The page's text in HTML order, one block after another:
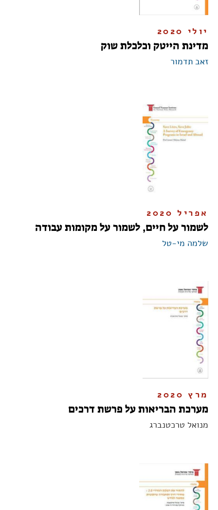
יולי 2020
מדינת הייטק וכלכלת שוק
זאב תדמור
אפריל 2020
לשמור על חיים, לשמור על מקומות עבודה
שלמה מי-טל
מרץ 2020
מערכת הבריאות על פרשת דרכים
מנואל טרכטנברג